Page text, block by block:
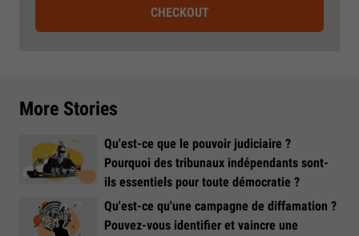
CHECKOUT
More Stories
Qu'est-ce que le pouvoir judiciaire ?
Pourquoi des tribunaux indépendants sont-
ils essentiels pour toute démocratie ?
Qu'est-ce qu'une campagne de diffamation ?
Pouvez-vous identifier et vaincre une